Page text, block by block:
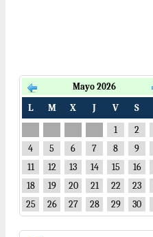
Mayo 2026
L M X J V S
1
2
4
5 6 7 8 9
11
12 13 14 15 16
18
19 20 21 22 23
25
26 27 28 29 30